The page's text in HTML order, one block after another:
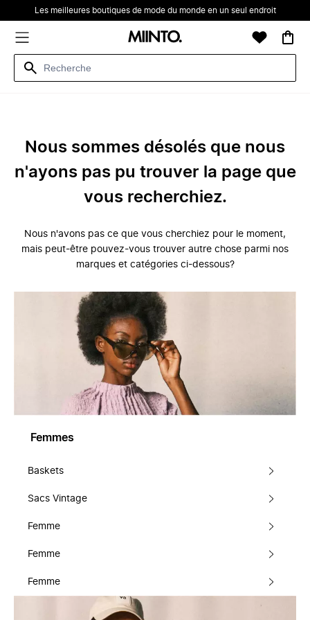
Les meilleures boutiques de mode du monde en un seul endroit
Nous sommes désolés que nous
n'ayons pas pu trouver la page que
vous recherchiez.
Nous n'avons pas ce que vous cherchiez pour le moment,
mais peut-être pouvez-vous trouver autre chose parmi nos
marques et catégories ci-dessous?
Femmes
Baskets
Sacs Vintage
Femme
Femme
Femme